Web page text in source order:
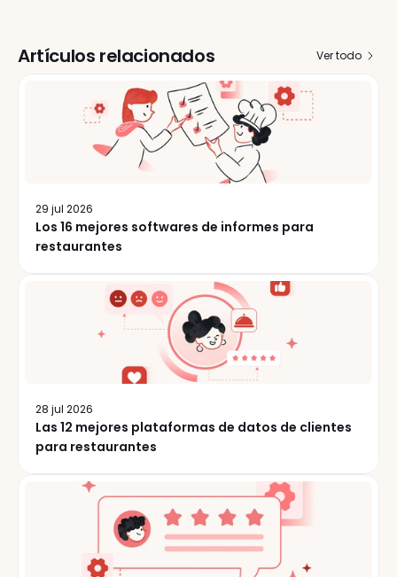
Artículos relacionados Ver todo
29 jul 2026
Los 16 mejores softwares de informes para
restaurantes
28 jul 2026
Las 12 mejores plataformas de datos de clientes
para restaurantes